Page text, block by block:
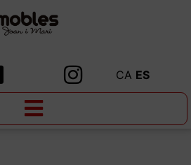
CA ES